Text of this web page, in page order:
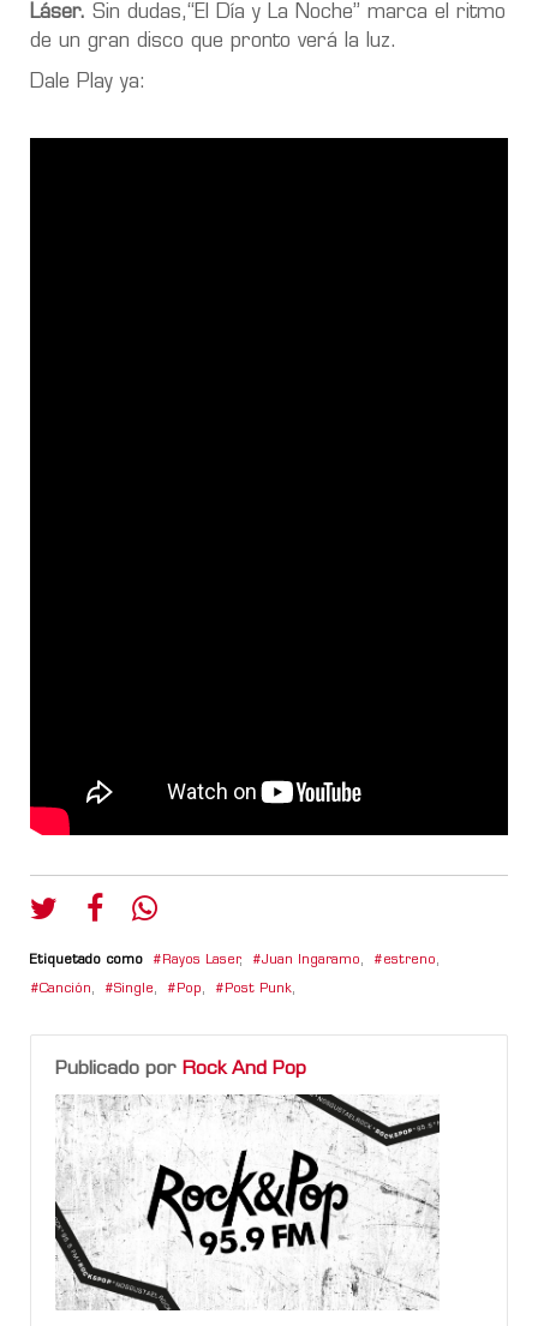
Láser. Sin dudas,“El Día y La Noche” marca el ritmo
de un gran disco que pronto verá la luz.
Dale Play ya:
Etiquetado como Rayos Laser, Juan Ingaramo, estreno,
Canción, Single, Pop, Post Punk,
Publicado por Rock And Pop